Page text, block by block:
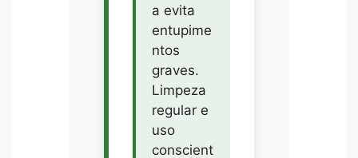
a evita
entupime
ntos
graves.
Limpeza
regular e
uso
conscient